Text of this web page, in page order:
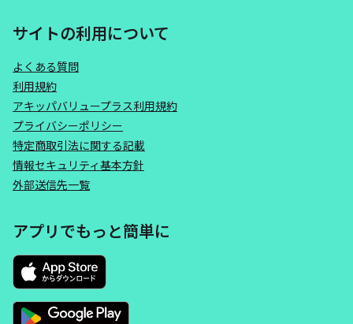
サイトの利用について
よくある質問
利用規約
アキッパバリュープラス利用規約
プライバシーポリシー
特定商取引法に関する記載
情報セキュリティ基本方針
外部送信先一覧
アプリでもっと簡単に